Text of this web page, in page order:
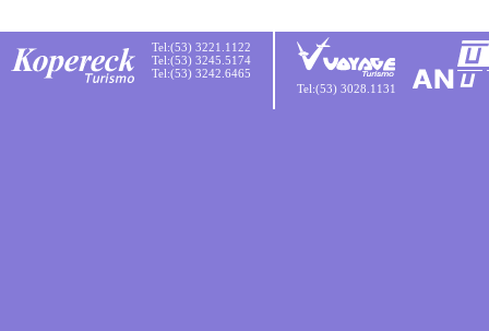
Tel:(53) 3221.1122
Tel:(53) 3245.5174
Tel:(53) 3242.6465
Tel:(53) 3028.1131